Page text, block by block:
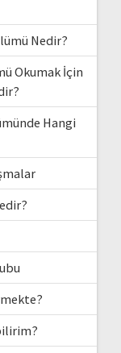
Nedir?
Okumak İçin
Hangi